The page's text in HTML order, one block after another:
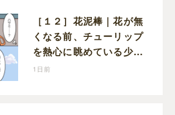
［１２］花泥棒｜花が無
くなる前、チューリップ
を熱心に眺めている少年
がいた
1日前